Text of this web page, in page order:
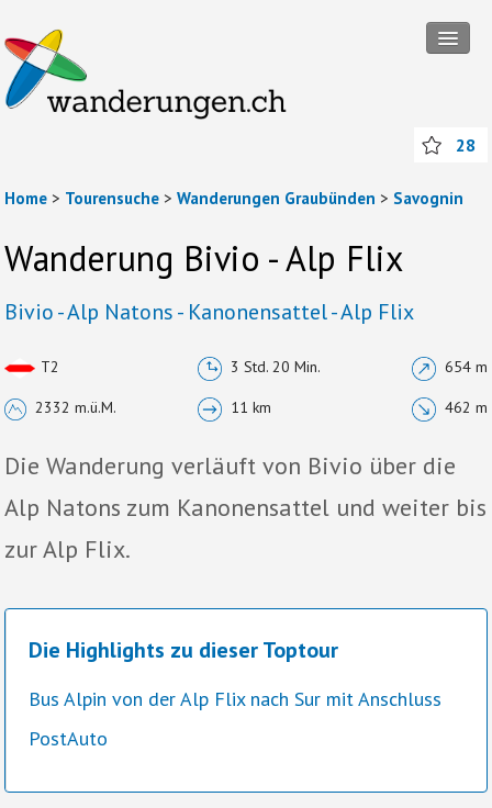
Tourensuche
Wanderregionen
Themenwanderungen
Abos und Packages
28
Home > Tourensuche > Wanderungen Graubünden > Savognin
Wanderung Bivio - Alp Flix
Bivio - Alp Natons - Kanonensattel - Alp Flix
T2 3 Std. 20 Min. 654 m
2332 m.ü.M. 11 km 462 m
Die Wanderung verläuft von Bivio über die
Alp Natons zum Kanonensattel und weiter bis
zur Alp Flix.
Die Highlights zu dieser Toptour
Bus Alpin von der Alp Flix nach Sur mit Anschluss
PostAuto